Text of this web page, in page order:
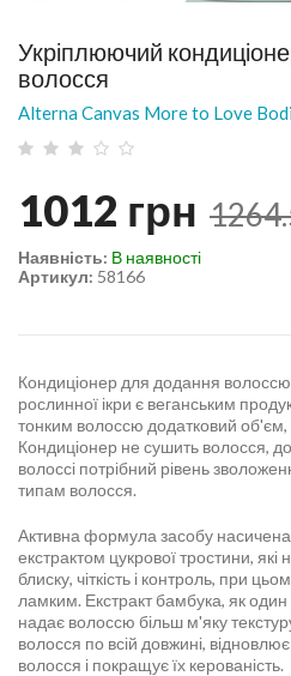
Укріплюючий
волосся
Alterna Canvas More to Love
1012 грн
Артикул: 58166
Наявність: В наявності
Кондиціонер для додання
рослинної ікри є веганським
тонким волоссю додатковий об'єм,
Кондиціонер не сушить волосся,
волоссі потрібний рівень
типам волосся.
Активна формула засобу
екстрактом цукрової тростини,
блиску, чіткість і контроль, при
ламким. Екстракт бамбука, як один
надає волоссю більш м'яку
волосся по всій довжині, відновлює
волосся і покращує їх керованість.